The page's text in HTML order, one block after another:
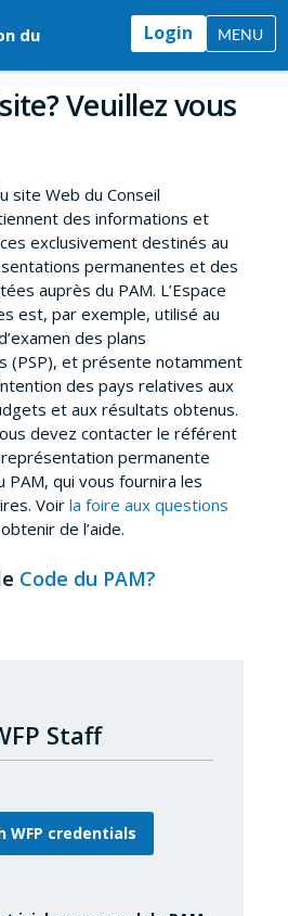
du Login MENU
Veuillez vous
site Web du Conseil
des informations et
exclusivement destinés au
permanentes et des
auprès du PAM. L’Espace
est, par exemple, utilisé au
des plans
(PSP), et présente notamment
des pays relatives aux
et aux résultats obtenus.
devez contacter le référent
permanente
PAM, qui vous fournira les
Voir la foire aux questions
de l’aide.
Code du PAM?
Staff